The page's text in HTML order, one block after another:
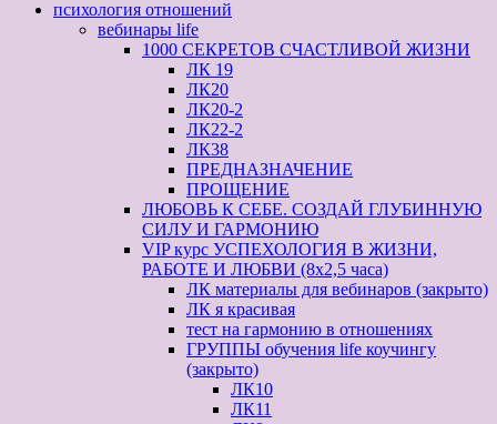
психология отношений
вебинары life
1000 СЕКРЕТОВ СЧАСТЛИВОЙ ЖИЗНИ
ЛК 19
ЛК20
ЛК20-2
ЛК22-2
ЛК38
ПРЕДНАЗНАЧЕНИЕ
ПРОЩЕНИЕ
ЛЮБОВЬ К СЕБЕ. СОЗДАЙ ГЛУБИННУЮ
СИЛУ И ГАРМОНИЮ
VIP курс УСПЕХОЛОГИЯ В ЖИЗНИ,
РАБОТЕ И ЛЮБВИ (8х2,5 часа)
ЛК материалы для вебинаров (закрыто)
ЛК я красивая
тест на гармонию в отношениях
ГРУППЫ обучения life коучингу
(закрыто)
ЛК10
ЛК11